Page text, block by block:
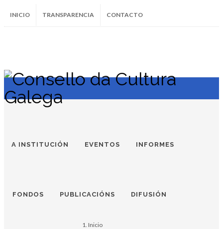
INICIO TRANSPARENCIA CONTACTO
InstagramFacebookTwitter Soundcloud
Youtube
A INSTITUCIÓN EVENTOS INFORMES
FONDOS PUBLICACIÓNS DIFUSIÓN
Inicio